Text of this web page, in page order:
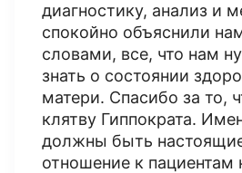
диагностику, анализ и
спокойно объяснили
словами, все, что нам
знать о состоянии
матери. Спасибо за то,
клятву Гиппократа.
должны быть
отношение к